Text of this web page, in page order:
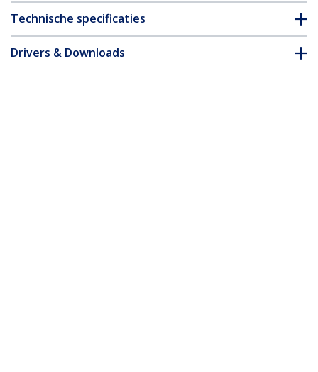
Technische specificaties
Drivers & Downloads